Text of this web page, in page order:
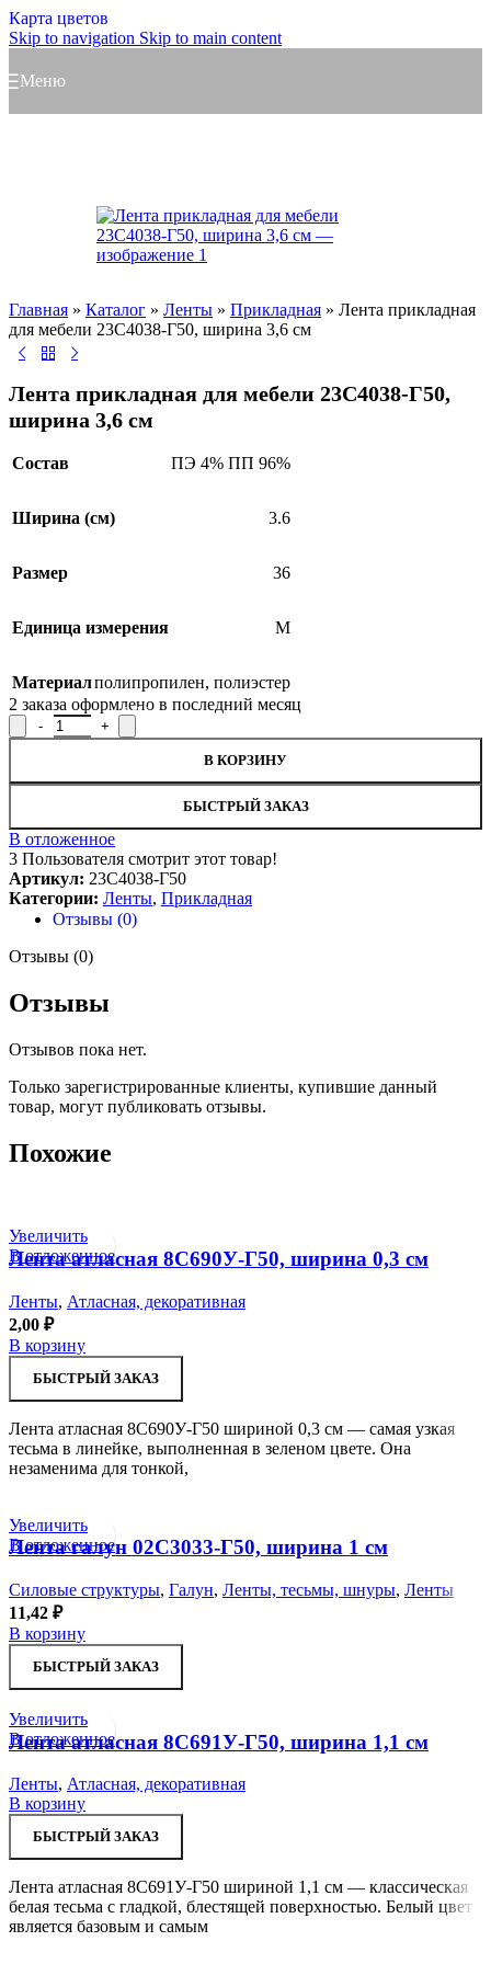
Карта цветов
Skip to navigation Skip to main content
Меню
Главная » Каталог » Ленты » Прикладная » Лента прикладная
для мебели 23С4038-Г50, ширина 3,6 см
Лента прикладная для мебели 23С4038-Г50,
ширина 3,6 см
Состав ПЭ 4% ПП 96%
Ширина (см) 3.6
Размер 36
Единица измерения М
Материалполипропилен, полиэстер
2 заказа оформлено в последний месяц
Количество товара Лента прикладная для мебели 23С4038-
В КОРЗИНУ
БЫСТРЫЙ ЗАКАЗ
В отложенное
3 Пользователя смотрит этот товар!
Артикул: 23С4038-Г50
Категории: Ленты, Прикладная
Отзывы (0)
Отзывы (0)
Отзывы
Отзывов пока нет.
Только зарегистрированные клиенты, купившие данный
товар, могут публиковать отзывы.
Похожие
Увеличить
В отложенное
Лента атласная 8С690У-Г50, ширина 0,3 см
Ленты, Атласная, декоративная
2,00 ₽
В корзину
БЫСТРЫЙ ЗАКАЗ
Лента атласная 8С690У-Г50 шириной 0,3 см — самая узкая
тесьма в линейке, выполненная в зеленом цвете. Она
незаменима для тонкой,
Увеличить
В отложенное
Лента галун 02С3033-Г50, ширина 1 см
Силовые структуры, Галун, Ленты, тесьмы, шнуры, Ленты
11,42 ₽
В корзину
БЫСТРЫЙ ЗАКАЗ
Увеличить
В отложенное
Лента атласная 8С691У-Г50, ширина 1,1 см
Ленты, Атласная, декоративная
В корзину
БЫСТРЫЙ ЗАКАЗ
Лента атласная 8С691У-Г50 шириной 1,1 см — классическая
белая тесьма с гладкой, блестящей поверхностью. Белый цвет
является базовым и самым
SALE